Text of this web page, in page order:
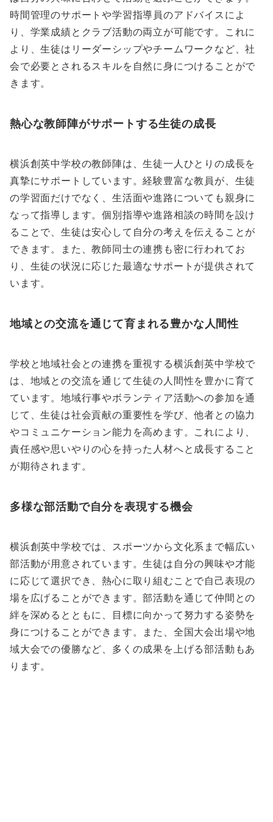
時間管理のサポートや学習指導員のアドバイスによ
り、学業成績とクラブ活動の両立が可能です。これに
より、生徒はリーダーシップやチームワークなど、社
会で必要とされるスキルを自然に身につけることがで
きます。
熱心な教師陣がサポートする生徒の成長
横浜創英中学校の教師陣は、生徒一人ひとりの成長を
真摯にサポートしています。経験豊富な教員が、生徒
の学習面だけでなく、生活面や進路についても親身に
なって指導します。個別指導や進路相談の時間を設け
ることで、生徒は安心して自分の考えを伝えることが
できます。また、教師同士の連携も密に行われてお
り、生徒の状況に応じた最適なサポートが提供されて
います。
地域との交流を通じて育まれる豊かな人間性
学校と地域社会との連携を重視する横浜創英中学校で
は、地域との交流を通じて生徒の人間性を豊かに育て
ています。地域行事やボランティア活動への参加を通
じて、生徒は社会貢献の重要性を学び、他者との協力
やコミュニケーション能力を高めます。これにより、
責任感や思いやりの心を持った人材へと成長すること
が期待されます。
多様な部活動で自分を表現する機会
横浜創英中学校では、スポーツから文化系まで幅広い
部活動が用意されています。生徒は自分の興味や才能
に応じて選択でき、熱心に取り組むことで自己表現の
場を広げることができます。部活動を通じて仲間との
絆を深めるとともに、目標に向かって努力する姿勢を
身につけることができます。また、全国大会出場や地
域大会での優勝など、多くの成果を上げる部活動もあ
ります。